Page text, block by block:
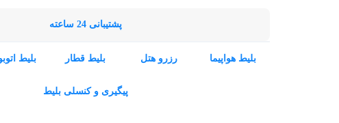
پشتیبانی 24 ساعته
بلیط هواپیما رزرو هتل بلیط قطار بلیط
پیگیری و کنسلی بلیط